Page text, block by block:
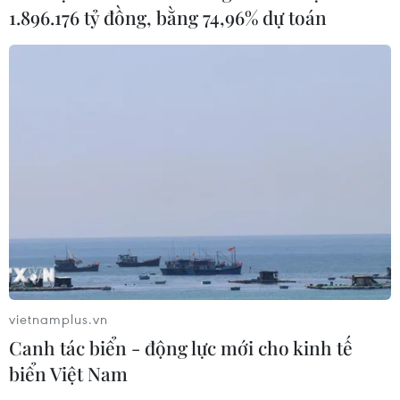
04/08/2026 01:38
CƠ QUAN CHỦ QUẢN: THÔNG TẤN XÃ VIỆT NAM
Tổng Biên tập: TRẦN TIẾN DUẨN
1.896.176 tỷ đồng, bằng 74,96% dự toán
vietnamplus.vn
Canh tác biển - động lực mới cho kinh tế
biển Việt Nam